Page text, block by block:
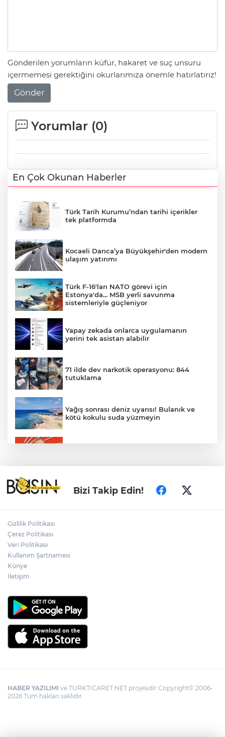
Gönderilen yorumların küfür, hakaret ve suç unsuru
içermemesi gerektiğini okurlarımıza önemle hatırlatırız!
Gönder
Yorumlar (0)
En Çok Okunan Haberler
Türk Tarih Kurumu’ndan tarihi içerikler
tek platformda
Kocaeli Darıca’ya Büyükşehir'den modern
ulaşım yatırımı
Türk F-16'ları NATO görevi için
Estonya'da... MSB yerli savunma
sistemleriyle güçleniyor
Yapay zekada onlarca uygulamanın
yerini tek asistan alabilir
71 ilde dev narkotik operasyonu: 844
tutuklama
Yağış sonrası deniz uyarısı! Bulanık ve
kötü kokulu suda yüzmeyin
Türkiye ile Vietnam arasında 'hava'da
yeni dönem... Sefer kapasitesi artırıldı
Bizi Takip Edin!
Gizlilik Politikası
Çerez Politikası
Veri Politikası
Kullanım Şartnamesi
Künye
İletişim
HABER YAZILIMI ve TURKTICARET.NET projesidir Copyright© 2006-
2026 Tüm hakları saklıdır.